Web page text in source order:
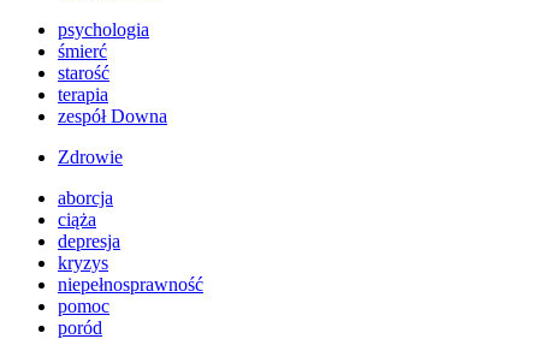
psychologia
śmierć
starość
terapia
zespół Downa
Zdrowie
aborcja
ciąża
depresja
kryzys
niepełnosprawność
pomoc
poród